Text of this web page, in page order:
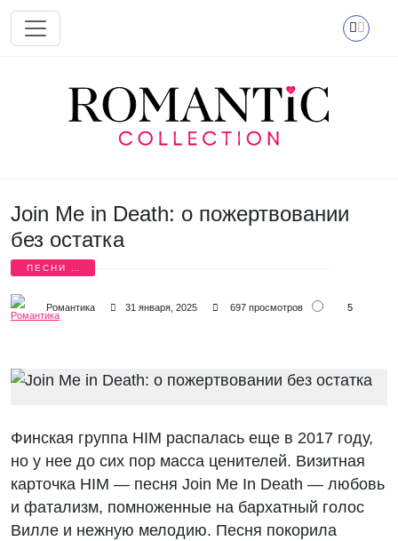
Перейти к основному содержанию
Join Me in Death: о пожертвовании
без остатка
ПЕСНИ О
Романтика 31 января, 2025 697 просмотров 5
Финская группа HIM распалась еще в 2017 году,
но у нее до сих пор масса ценителей. Визитная
карточка HIM — песня Join Me In Death — любовь
и фатализм, помноженные на бархатный голос
Вилле и нежную мелодию. Песня покорила